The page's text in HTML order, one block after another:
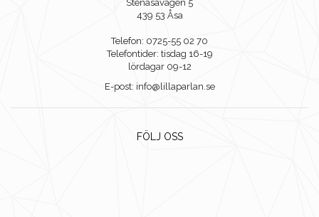
Stenåsavägen 5
439 53 Åsa
Telefon: 0725-55 02 70
Telefontider: tisdag 16-19
lördagar 09-12
E-post: info@lillaparlan.se
FÖLJ OSS